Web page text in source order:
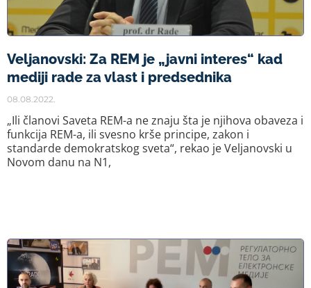
Veljanovski: Za REM je „javni interes“ kad
mediji rade za vlast i predsednika
08.08.2022.
„Ili članovi Saveta REM-a ne znaju šta je njihova obaveza i
funkcija REM-a, ili svesno krše principe, zakon i
standarde demokratskog sveta“, rekao je Veljanovski u
Novom danu na N1,